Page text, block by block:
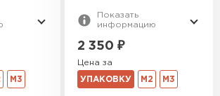
М3
Показать
информацию
2 350 ₽
Цена за
УПАКОВКУ М2 М3